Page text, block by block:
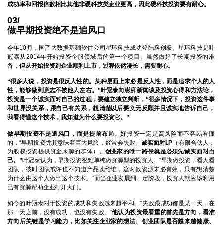
成功率和回报倍数相比其他非硬科技类企业更高，因此硬科技投资要有耐心。
03/
做早期投资绝不是追风口
今年10月，国产大数据基础软件公司星环科技成功登陆科创板。星环科技是叶
冠泰从2014年开始投资企服领域后的第一个项目。虽然做好了长期投资的准
备， 但从开始投资到企业顺利上市，过程依然漫长，需要耐心。
“很多人说，投资是很反人性的。某种层面上未必是反人性，而是追求个人的人
性，能够做到意志不被他人左右。”叶冠泰向澎湃新闻谈及投资心得和方法论，
投资是一个诚实面对自己的过程，要建立独立判断，“很多情况下，投资这件事
和世界没关系，跟自己有关系，想清楚以后要义无反顾并且诚实地告诉自己，
我看得懂这个技术，我知道为什么要投资它。”
做早期投资不是追风口，而是提前布局。好投资一定是高风险而不容易看懂
的，“早期投资尤其意味着巨大风险，经常会失败。诚实面对LP （有限合伙人，
为股权投资提供资金来源的群体）
、创业家的唯一路径就是必须先诚实面对自
己。”叶冠泰认为，早期投资很难单纯做资源型的投资人。“早期做投资，看人看
团队，彼时团队或许也不知道产品卖给谁，这时候资源未必有效，只有想清楚
为什么由这个人做出这个技术。”而当企业发展到一定阶段，投资人就应该利用
已有资源帮助企业打开大门。
如今的叶冠泰对于投资的成功和失败越来越平和。“失败跟成功都是某一天，在
那一天之前，没有成功，也没有失败。”他认为投资最看重的首先是方向，看准
方向后关键是学习能力，比如关注企业家的想法、创业团队是否越来越健康、